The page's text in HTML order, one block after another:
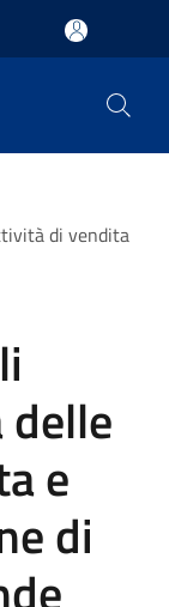
di vendita
e
di